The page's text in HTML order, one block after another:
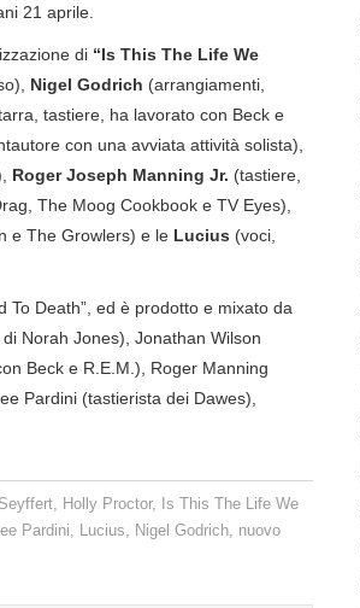
21 aprile.
di “Is This The Life We
Nigel Godrich (arrangiamenti,
tastiere, ha lavorato con Beck e
con una avviata attività solista),
Roger Joseph Manning Jr. (tastiere,
The Moog Cookbook e TV Eyes),
e The Growlers) e le Lucius (voci,
Death”, ed è prodotto e mixato da
Norah Jones), Jonathan Wilson
Beck e R.E.M.), Roger Manning
Pardini (tastierista dei Dawes),
Holly Proctor,
Is This The Life We
Lee Pardini Lucius Nigel Godrich
nuovo